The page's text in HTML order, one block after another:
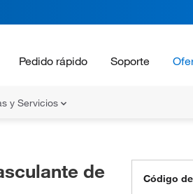
Pedido rápido Soporte
y Servicios
de
Código